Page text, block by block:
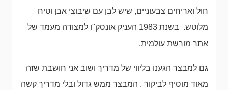
חול ואריחים צבעוניים, שיש לבן עם שיבוצי אבן וטיח
מלוטש. בשנת 1983 העניק אונסק"ו למצודה מעמד של
אתר מורשת עולמית.
גם למבצר הגענו בליווי של מדריך ושוב אני חושבת שזה
מאוד מוסיף לביקור . המבצר ממש גדול ובלי מדריך קשה